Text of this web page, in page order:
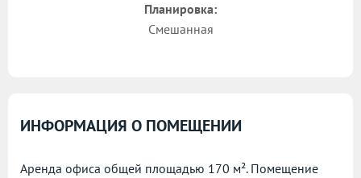
Планировка:
Смешанная
ИНФОРМАЦИЯ О ПОМЕЩЕНИИ
Аренда офиса общей площадью 170 м². Помещение